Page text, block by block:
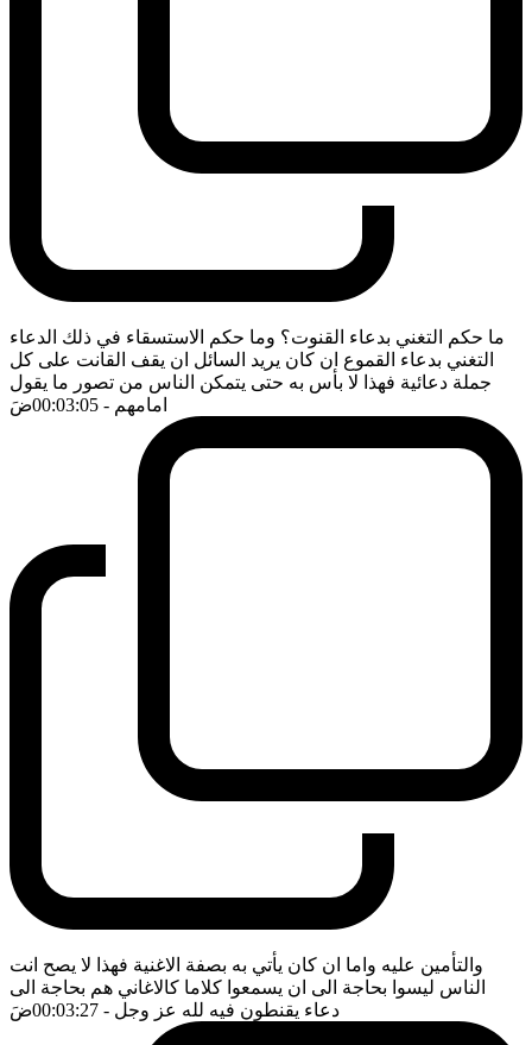
ما حكم التغني بدعاء القنوت؟ وما حكم الاستسقاء في ذلك الدعاء
التغني بدعاء القموع ان كان يريد السائل ان يقف القانت على كل
جملة دعائية فهذا لا بأس به حتى يتمكن الناس من تصور ما يقول
امامهم - 00:03:05 ضَ
والتأمين عليه واما ان كان يأتي به بصفة الاغنية فهذا لا يصح انت
الناس ليسوا بحاجة الى ان يسمعوا كلاما كالاغاني هم بحاجة الى
دعاء يقنطون فيه لله عز وجل - 00:03:27 ضَ